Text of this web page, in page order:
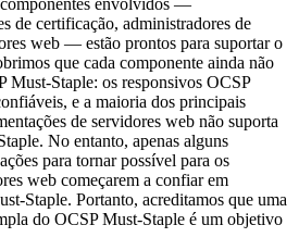
componentes envolvidos —
de certificação, administradores de
web — estão prontos para suportar o
que cada componente ainda não
Must-Staple: os responsivos OCSP
e a maioria dos principais
de servidores web não suporta
No entanto, apenas alguns
para tornar possível para os
web começarem a confiar em
Staple. Portanto, acreditamos que uma
do OCSP Must-Staple é um objetivo